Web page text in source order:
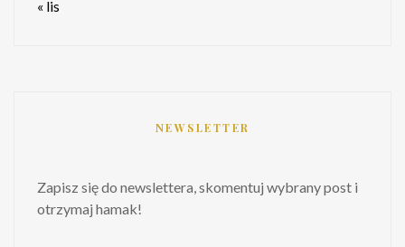
« lis
NEWSLETTER
Zapisz się do newslettera, skomentuj wybrany post i
otrzymaj hamak!